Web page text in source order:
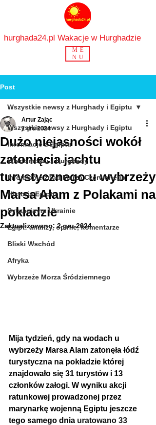
hurghada24.pl Wakacje w Hurghadzie
ME
NU
Post
Wszystkie newsy z Hurghady i Egiptu
Informacje z Egiptu
Wiadomości z Hurghady
Informacje znad Morza Czerwonego
Historia Egiptu
Sytuacja na Ukrainie
Egipt: analizy, opinie, komentarze
Bliski Wschód
Afryka
Wybrzeże Morza Śródziemnego
Wszystkie newsy z Hurghady i Egiptu
Dużo niejasności wokół
zatonięcia jachtu
turystycznego u wybrzeży
Marsa Alam z Polakami na
pokładzie
Artur Zając
1 gru 2024
Zaktualizowano:2 gru 2024
Mija tydzień, gdy na wodach u
wybrzeży Marsa Alam zatonęła łódź
turystyczna na pokładzie której
znajdowało się 31 turystów i 13
członków załogi. W wyniku akcji
ratunkowej prowadzonej przez
marynarkę wojenną Egiptu jeszcze
tego samego dnia uratowano 33